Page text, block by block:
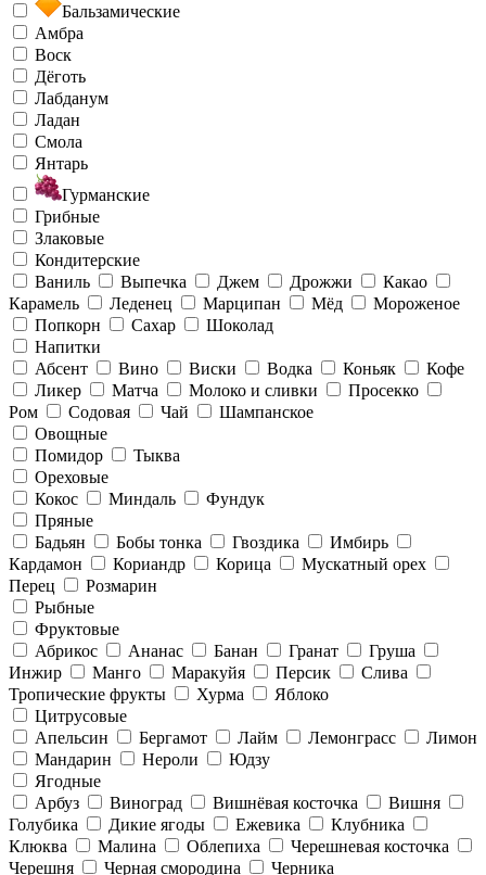
Бальзамические
Амбра
Воск
Дёготь
Лабданум
Ладан
Смола
Янтарь
Гурманские
Грибные
Злаковые
Кондитерские
Ваниль
Выпечка Джем Дрожжи
Какао
Карамель
Леденец Марципан Мёд
Мороженое
Попкорн
Сахар
Шоколад
Напитки
Абсент
Вино Виски Водка Коньяк
Кофе
Ликер
Матча Молоко и сливки
Просекко
Ром
Содовая Чай
Шампанское
Овощные
Помидор
Тыква
Ореховые
Кокос
Миндаль
Фундук
Пряные
Бадьян
Бобы тонка Гвоздика
Имбирь
Кардамон
Кориандр Корица
Мускатный орех
Перец
Розмарин
Рыбные
Фруктовые
Абрикос
Ананас Банан Гранат
Груша
Инжир
Манго Маракуйя Персик
Слива
Тропические фрукты
Хурма
Яблоко
Цитрусовые
Апельсин
Бергамот Лайм Лемонграсс
Лимон
Мандарин
Нероли
Юдзу
Ягодные
Арбуз
Виноград Вишнёвая косточка
Вишня
Голубика
Дикие ягоды Ежевика
Клубника
Клюква
Малина Облепиха
Черешневая косточка
Черешня
Черная смородина
Черника